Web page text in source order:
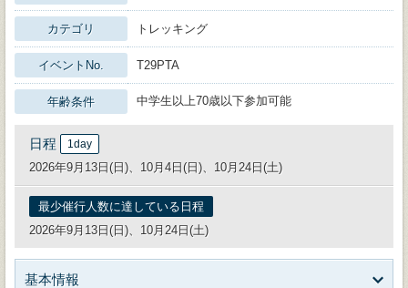
カテゴリ トレッキング
イベントNo. T29PTA
年齢条件 中学生以上70歳以下参加可能
日程 1day
2026年9月13日(日)、10月4日(日)、10月24日(土)
最少催行人数に達している日程
2026年9月13日(日)、10月24日(土)
基本情報